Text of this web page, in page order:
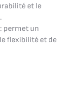
et le
permet un
flexibilité et de